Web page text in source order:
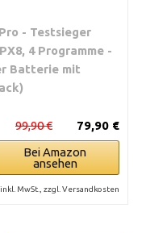
- Testsieger
4 Programme -
Batterie mit
79,90 €
99,90 €
Bei Amazon
ansehen
MwSt., zzgl. Versandkosten